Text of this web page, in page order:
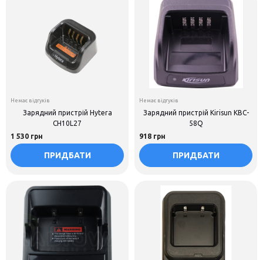
Зарядний пристрій Hytera
CH10L27
Немає відгуків
1 530 грн
ПРИДБАТИ
Зарядний пристрій Kirisun KBC-
58Q
Немає відгуків
918 грн
ПРИДБАТИ